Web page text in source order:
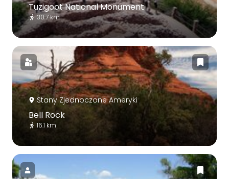
Tuzigoot National Monument
30.7 km
Stany Zjednoczone Ameryki
Bell Rock
16.1 km